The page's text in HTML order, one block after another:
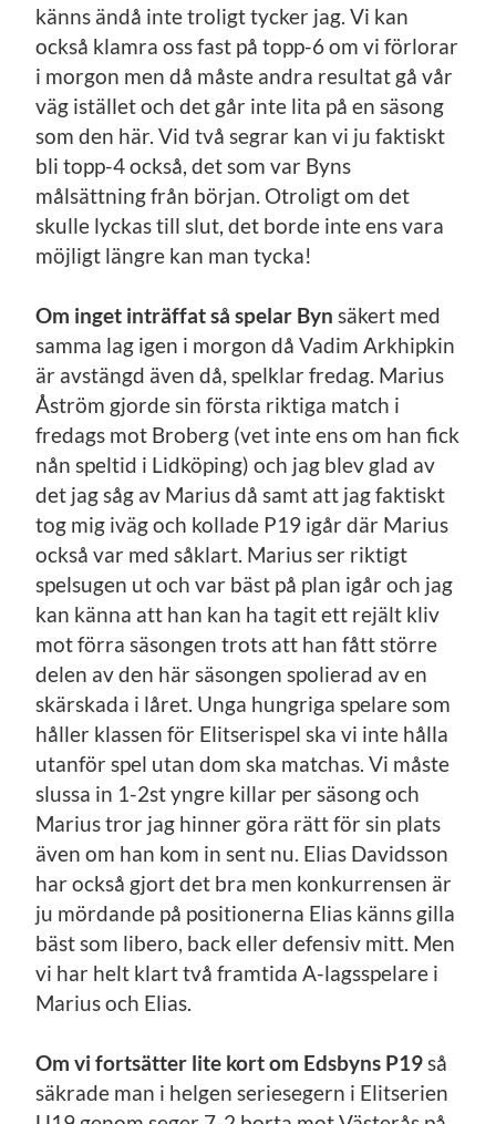
känns ändå inte troligt tycker jag. Vi kan
också klamra oss fast på topp-6 om vi förlorar
i morgon men då måste andra resultat gå vår
väg istället och det går inte lita på en säsong
som den här. Vid två segrar kan vi ju faktiskt
bli topp-4 också, det som var Byns
målsättning från början. Otroligt om det
skulle lyckas till slut, det borde inte ens vara
möjligt längre kan man tycka!
Om inget inträffat så spelar Byn säkert med
samma lag igen i morgon då Vadim Arkhipkin
är avstängd även då, spelklar fredag. Marius
Åström gjorde sin första riktiga match i
fredags mot Broberg (vet inte ens om han fick
nån speltid i Lidköping) och jag blev glad av
det jag såg av Marius då samt att jag faktiskt
tog mig iväg och kollade P19 igår där Marius
också var med såklart. Marius ser riktigt
spelsugen ut och var bäst på plan igår och jag
kan känna att han kan ha tagit ett rejält kliv
mot förra säsongen trots att han fått större
delen av den här säsongen spolierad av en
skärskada i låret. Unga hungriga spelare som
håller klassen för Elitserispel ska vi inte hålla
utanför spel utan dom ska matchas. Vi måste
slussa in 1-2st yngre killar per säsong och
Marius tror jag hinner göra rätt för sin plats
även om han kom in sent nu. Elias Davidsson
har också gjort det bra men konkurrensen är
ju mördande på positionerna Elias känns gilla
bäst som libero, back eller defensiv mitt. Men
vi har helt klart två framtida A-lagsspelare i
Marius och Elias.
Om vi fortsätter lite kort om Edsbyns P19så
säkrade man i helgen seriesegern i Elitserien